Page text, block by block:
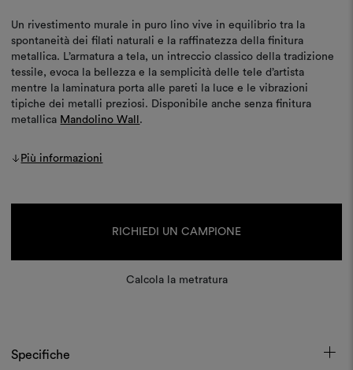
Un rivestimento murale in puro lino vive in equilibrio tra la
spontaneità dei filati naturali e la raffinatezza della finitura
metallica. L’armatura a tela, un intreccio classico della tradizione
tessile, evoca la bellezza e la semplicità delle tele d’artista
mentre la laminatura porta alle pareti la luce e le vibrazioni
tipiche dei metalli preziosi. Disponibile anche senza finitura
metallica Mandolino Wall .
Più informazioni
RICHIEDI UN CAMPIONE
Calcola la metratura
Specifiche